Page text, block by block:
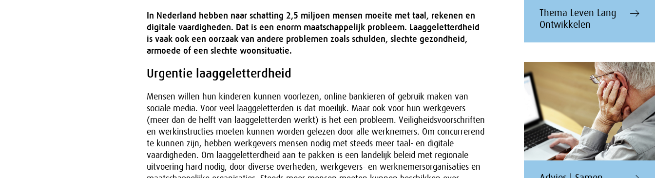
In Nederland hebben naar schatting 2,5 miljoen mensen moeite met taal, rekenen en
digitale vaardigheden. Dat is een enorm maatschappelijk probleem. Laaggeletterdheid
is vaak ook een oorzaak van andere problemen zoals schulden, slechte gezondheid,
armoede of een slechte woonsituatie.
Urgentie laaggeletterdheid
Mensen willen hun kinderen kunnen voorlezen, online bankieren of gebruik maken van
sociale media. Voor veel laaggeletterden is dat moeilijk. Maar ook voor hun werkgevers
(meer dan de helft van laaggeletterden werkt) is het een probleem. Veiligheidsvoorschriften
en werkinstructies moeten kunnen worden gelezen door alle werknemers. Om concurrerend
te kunnen zijn, hebben werkgevers mensen nodig met steeds meer taal- en digitale
vaardigheden. Om laaggeletterdheid aan te pakken is een landelijk beleid met regionale
uitvoering hard nodig, door diverse overheden, werkgevers- en werknemersorganisaties en
Thema Leven Lang
Ontwikkelen